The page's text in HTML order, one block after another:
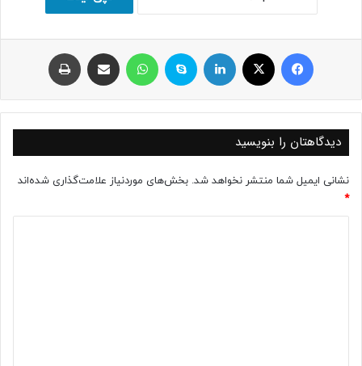
فیسبوک ایکس لینکداین اسکایپ اشتراک با ایمیل
دیدگاهتان را بنویسید
نشانی ایمیل شما منتشر نخواهد شد. بخش‌های موردنیاز علامت‌گذاری شده‌اند
*